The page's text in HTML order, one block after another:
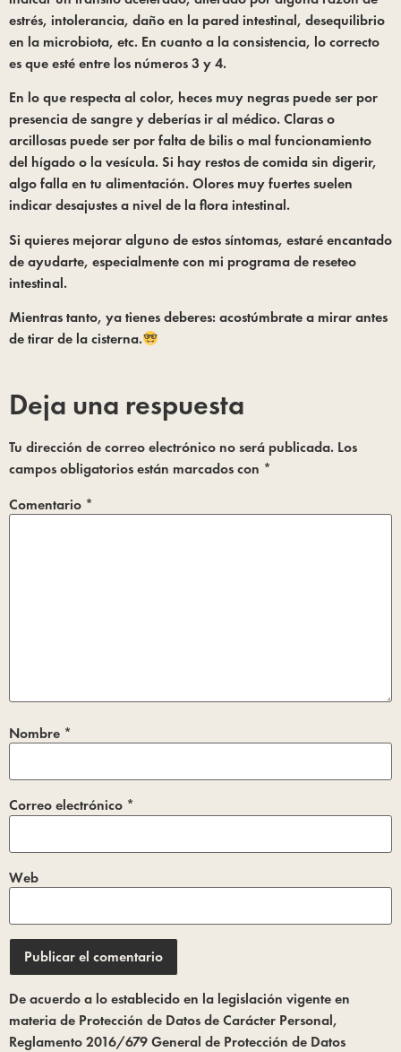
estrés, intolerancia, daño en la pared intestinal, desequilibrio
en la microbiota, etc. En cuanto a la consistencia, lo correcto
es que esté entre los números 3 y 4.
En lo que respecta al color, heces muy negras puede ser por
presencia de sangre y deberías ir al médico. Claras o
arcillosas puede ser por falta de bilis o mal funcionamiento
del hígado o la vesícula. Si hay restos de comida sin digerir,
algo falla en tu alimentación. Olores muy fuertes suelen
indicar desajustes a nivel de la flora intestinal.
Si quieres mejorar alguno de estos síntomas, estaré encantado
de ayudarte, especialmente con mi programa de reseteo
intestinal.
Mientras tanto, ya tienes deberes: acostúmbrate a mirar antes
de tirar de la cisterna.
Deja una respuesta
Tu dirección de correo electrónico no será publicada. Los
campos obligatorios están marcados con *
Comentario *
Nombre *
Correo electrónico *
Web
De acuerdo a lo establecido en la legislación vigente en
materia de Protección de Datos de Carácter Personal,
Reglamento 2016/679 General de Protección de Datos